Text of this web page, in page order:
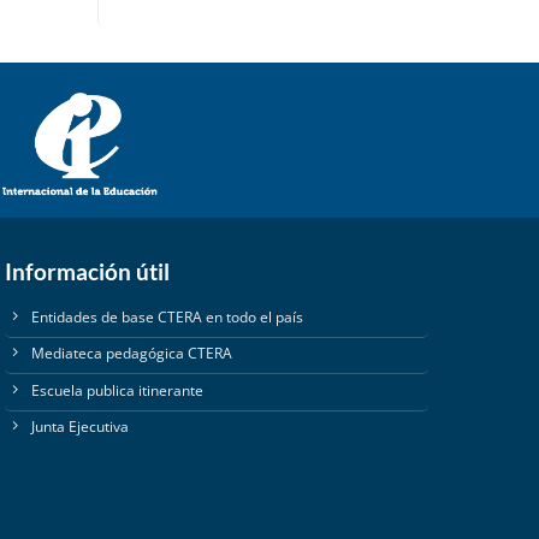
Información útil
Entidades de base CTERA en todo el país
Mediateca pedagógica CTERA
Escuela publica itinerante
Junta Ejecutiva